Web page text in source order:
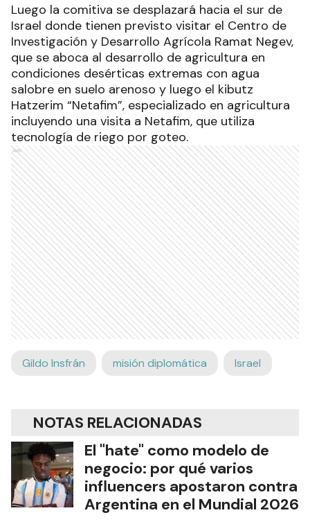
Luego la comitiva se desplazará hacia el sur de
Israel donde tienen previsto visitar el Centro de
Investigación y Desarrollo Agrícola Ramat Negev,
que se aboca al desarrollo de agricultura en
condiciones desérticas extremas con agua
salobre en suelo arenoso y luego el kibutz
Hatzerim “Netafim”, especializado en agricultura
incluyendo una visita a Netafim, que utiliza
tecnología de riego por goteo.
Ads
Gildo Insfrán misión diplomática Israel
NOTAS RELACIONADAS
El "hate" como modelo de
negocio: por qué varios
influencers apostaron contra
Argentina en el Mundial 2026